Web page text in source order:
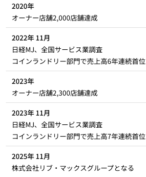
2020年
オーナー店舗2,000店舗達成
2022年 11月
日経MJ、全国サービス業調査
コインランドリー部門で売上高6年連続首位
2023年
オーナー店舗2,300店舗達成
2023年 11月
日経MJ、全国サービス業調査
コインランドリー部門で売上高7年連続首位
2025年 11月
株式会社リブ・マックスグループとなる